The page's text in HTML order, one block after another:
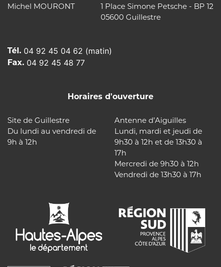
Michel MOURONT
1 Place Simone Petsche - BP 12
05600 Guillestre
Tél. 04 92 45 04 62 (matin)
Fax. 04 92 45 48 77
Horaires d'ouverture
Site de Guillestre
Du lundi au vendredi de
9h à 12h
Antenne d’Aiguilles
Lundi, mardi et jeudi de
9h30 à 12h et de 13h30 à
17h
Mercredi de 9h30 à 12h
Vendredi de 13h30 à 17h